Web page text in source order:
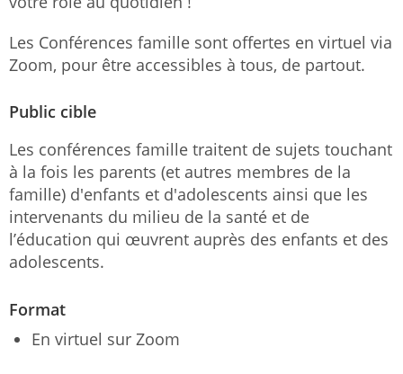
Les Conférences famille sont offertes en virtuel via
Zoom, pour être accessibles à tous, de partout.
Public cible
Les conférences famille traitent de sujets touchant
à la fois les parents (et autres membres de la
famille) d'enfants et d'adolescents ainsi que les
intervenants du milieu de la santé et de
l’éducation qui œuvrent auprès des enfants et des
adolescents.
Format
En virtuel sur Zoom